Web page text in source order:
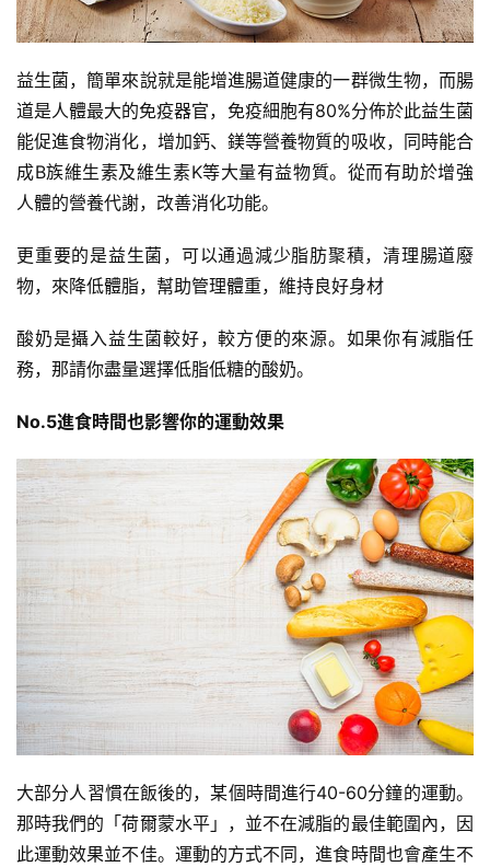
益生菌，簡單來說就是能增進腸道健康的一群微生物，而腸
道是人體最大的免疫器官，免疫細胞有80%分佈於此益生菌
能促進食物消化，增加鈣、鎂等營養物質的吸收，同時能合
成B族維生素及維生素K等大量有益物質。從而有助於增強
人體的營養代謝，改善消化功能。
更重要的是益生菌，可以通過減少脂肪聚積，清理腸道廢
物，來降低體脂，幫助管理體重，維持良好身材
酸奶是攝入益生菌較好，較方便的來源。如果你有減脂任
務，那請你盡量選擇低脂低糖的酸奶。
No.5進食時間也影響你的運動效果
大部分人習慣在飯後的，某個時間進行40-60分鐘的運動。
那時我們的「荷爾蒙水平」，並不在減脂的最佳範圍內，因
此運動效果並不佳。運動的方式不同，進食時間也會產生不